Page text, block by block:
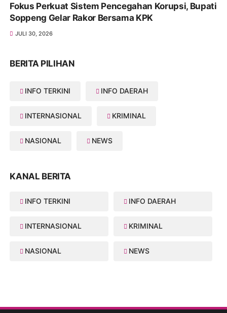
Fokus Perkuat Sistem Pencegahan Korupsi, Bupati
Soppeng Gelar Rakor Bersama KPK
JULI 30, 2026
BERITA PILIHAN
INFO TERKINI INFO DAERAH
INTERNASIONAL KRIMINAL
NASIONAL NEWS
KANAL BERITA
INFO TERKINI INFO DAERAH
INTERNASIONAL KRIMINAL
NASIONAL NEWS